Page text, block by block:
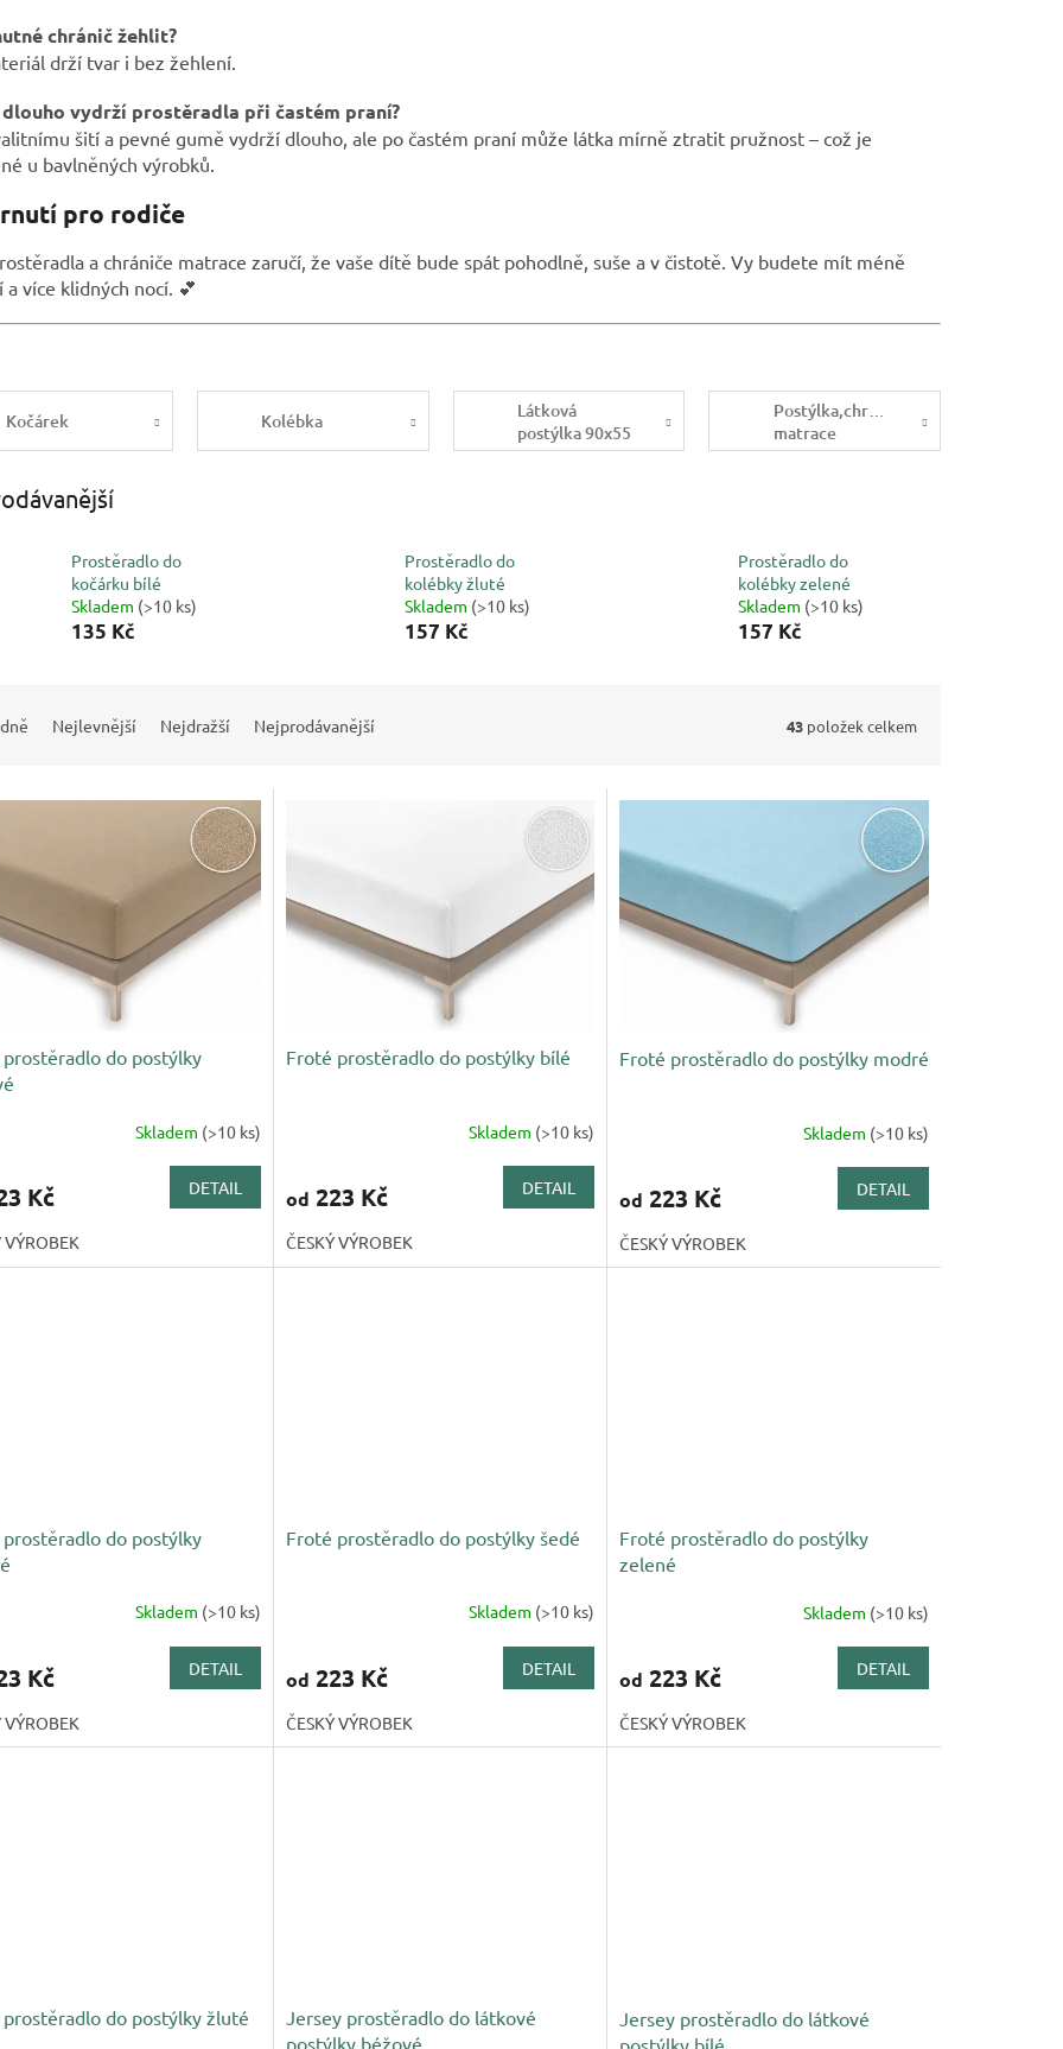
chránič žehlit?
drží tvar i bez žehlení.
dlouho vydrží prostěradla při častém praní?
šití a pevné gumě vydrží dlouho, ale po častém praní může látka mírně ztratit pružnost – což je
u bavlněných výrobků.
pro rodiče
a chrániče matrace zaručí, že vaše dítě bude spát pohodlně, suše a v čistotě. Vy budete mít méně
a více klidných nocí. 💕
Kočárek Kolébka
Látková
postýlka 90x55
Postýlka,chránič
matrace
Prostěradlo do
kočárku bílé
Skladem (>10 ks)
135 Kč
Prostěradlo do
kolébky žluté
Skladem (>10 ks)
157 Kč
Prostěradlo do
kolébky zelené
Skladem (>10 ks)
157 Kč
Nejlevnější Nejdražší Nejprodávanější 43 položek celkem
do postýlky
Skladem (>10 ks)
Kč DETAIL
VÝROBEK
Froté prostěradlo do postýlky bílé
Skladem (>10 ks)
od 223 Kč DETAIL
ČESKÝ VÝROBEK
Froté prostěradlo do postýlky modré
Skladem (>10 ks)
od 223 Kč DETAIL
ČESKÝ VÝROBEK
do postýlky
Skladem (>10 ks)
Kč DETAIL
VÝROBEK
Froté prostěradlo do postýlky šedé
Skladem (>10 ks)
od 223 Kč DETAIL
ČESKÝ VÝROBEK
Froté prostěradlo do postýlky
zelené
Skladem (>10 ks)
od 223 Kč DETAIL
ČESKÝ VÝROBEK
do postýlky žluté
Jersey prostěradlo do látkové
postýlky béžové
Jersey prostěradlo do látkové
postýlky bílé